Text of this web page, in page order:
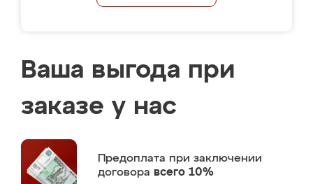
Ваша выгода при
заказе у нас
Предоплата при заключении
договора всего 10%